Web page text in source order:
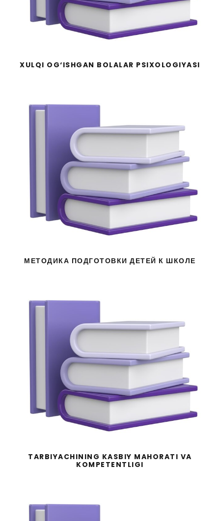
XULQI OG‘ISHGAN BOLALAR PSIXOLOGIYASI
МЕТОДИКА ПОДГОТОВКИ ДЕТЕЙ К
ШКОЛЕ
МЕТОДИКА ПОДГОТОВКИ ДЕТЕЙ К ШКОЛЕ
TARBIYACHINING KASBIY
MAHORATI VA KOMPETENTLIGI
TARBIYACHINING KASBIY MAHORATI VA
KOMPETENTLIGI